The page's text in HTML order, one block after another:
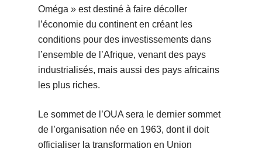
Oméga » est destiné à faire décoller
l’économie du continent en créant les
conditions pour des investissements dans
l’ensemble de l’Afrique, venant des pays
industrialisés, mais aussi des pays africains
les plus riches.
Le sommet de l’OUA sera le dernier sommet
de l’organisation née en 1963, dont il doit
officialiser la transformation en Union